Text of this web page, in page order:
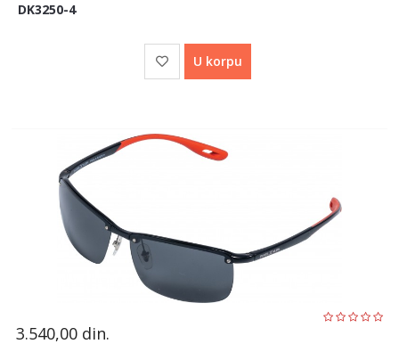
DK3250-4
U korpu
3.540,00 din.